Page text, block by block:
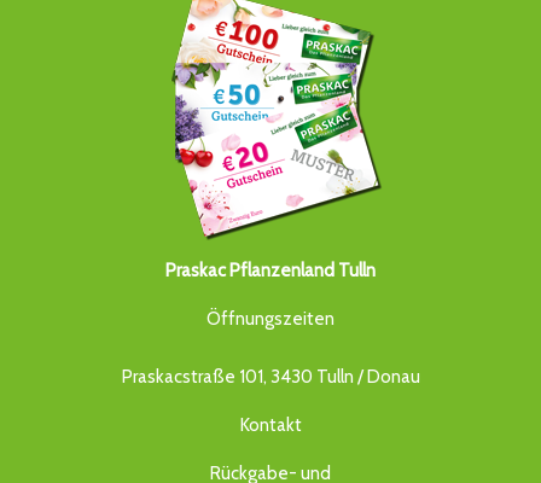
Praskac Pflanzenland Tulln
Öffnungszeiten
Praskacstraße 101, 3430 Tulln / Donau
Kontakt
Rückgabe- und